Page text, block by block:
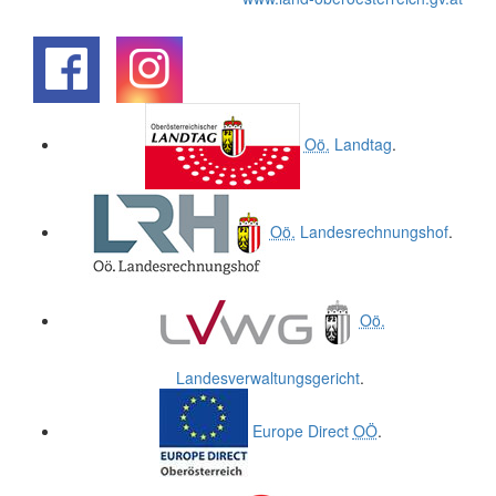
Oö. Landtag.
Oö. Landesrechnungshof.
Oö.
Landesverwaltungsgericht.
Europe Direct OÖ.